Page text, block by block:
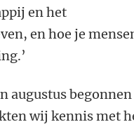
en het
en hoe je
augustus
wij kennis met